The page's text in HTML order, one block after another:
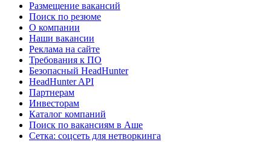
Размещение вакансий
Поиск по резюме
О компании
Наши вакансии
Реклама на сайте
Требования к ПО
Безопасный HeadHunter
HeadHunter API
Партнерам
Инвесторам
Каталог компаний
Поиск по вакансиям в Аше
Сетка: соцсеть для нетворкинга